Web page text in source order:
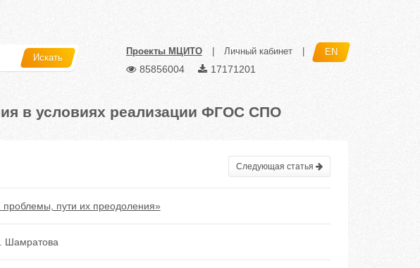
Искать
Проекты МЦИТО Личный кабинет EN
85856004 17171201
в условиях реализации ФГОС СПО
Следующая статья
пути их преодоления»